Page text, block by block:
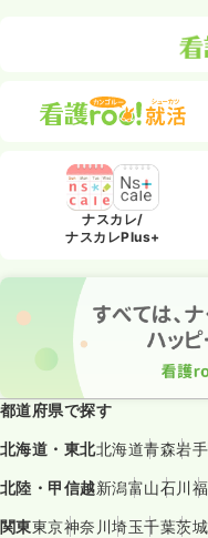
ナスカレ/
ナスカレPlus+
都道府県で探す
北海道・東北北海道青森岩手
北陸・甲信越新潟富山石川
関東東京神奈川埼玉千葉茨城